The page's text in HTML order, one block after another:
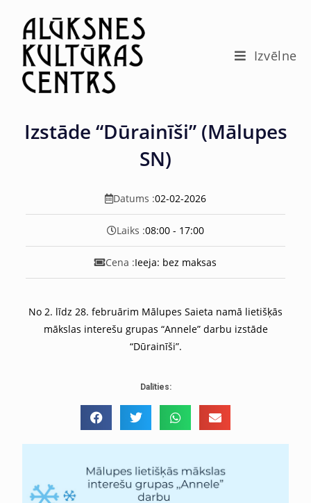
Izvēlne
Izstāde “Dūrainīši” (Mālupes
SN)
Datums :02-02-2026
Laiks :08:00 - 17:00
Cena :Ieeja: bez maksas
No 2. līdz 28. februārim Mālupes Saieta namā lietišķās
mākslas interešu grupas “Annele” darbu izstāde
“Dūrainīši”.
Dalīties: